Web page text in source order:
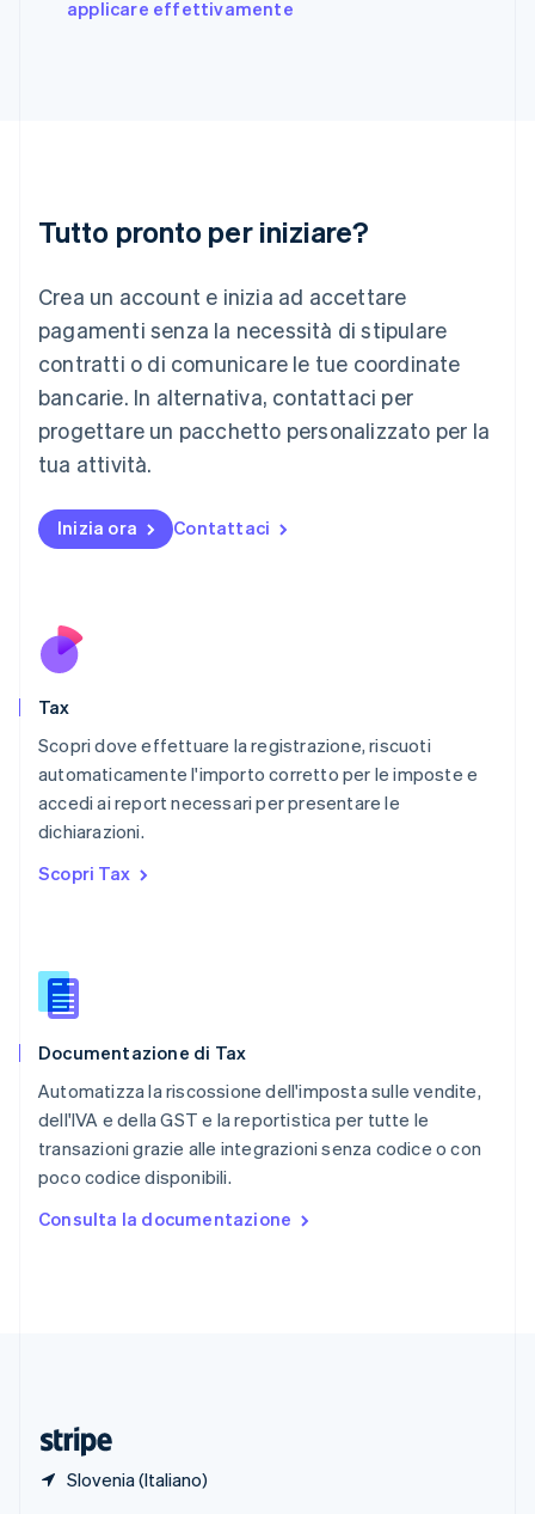
applicare effettivamente
Tutto pronto per iniziare?
Crea un account e inizia ad accettare
pagamenti senza la necessità di stipulare
contratti o di comunicare le tue coordinate
bancarie. In alternativa, contattaci per
progettare un pacchetto personalizzato per la
tua attività.
Inizia ora Contattaci
Tax
Scopri dove effettuare la registrazione, riscuoti
automaticamente l'importo corretto per le imposte e
accedi ai report necessari per presentare le
dichiarazioni.
Scopri Tax
Documentazione di Tax
Automatizza la riscossione dell'imposta sulle vendite,
dell'IVA e della GST e la reportistica per tutte le
transazioni grazie alle integrazioni senza codice o con
poco codice disponibili.
Consulta la documentazione
Slovenia (Italiano)
English
Lettonia
English
DeutschEnglish
Lituania
Français DeutschEnglish
Malaysia
English 简体中文
Malta
Messico
EspañolEnglish
English
Paesi Bassi
English
Portogallo
RAS di Hong Kong, Cina
English简体中文
Regno Unito
English
English
Singapore
Slovacchia
English
Slovenia
Spagna
EspañolEnglish
English Español简体中文